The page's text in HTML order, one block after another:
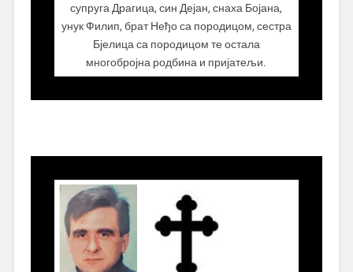
супруга Драгица, син Дејан, снаха Бојана,
унук Филип, брат Неђо са породицом, сестра
Бјелица са породицом те остала
многобројна родбина и пријатељи.